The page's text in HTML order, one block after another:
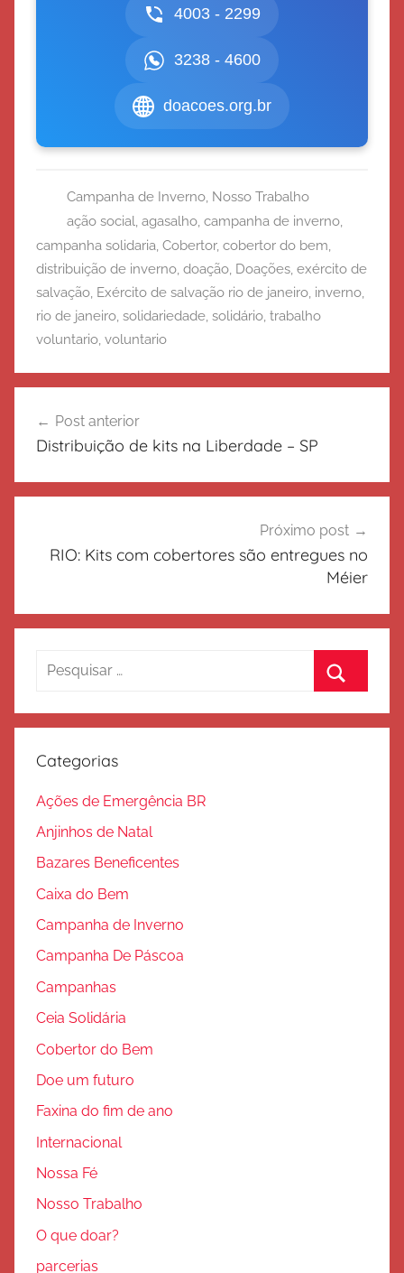
4003 - 2299
3238 - 4600
doacoes.org.br
Campanha de Inverno, Nosso Trabalho
ação social, agasalho, campanha de inverno,
campanha solidaria, Cobertor, cobertor do bem,
distribuição de inverno, doação, Doações, exército de
salvação, Exército de salvação rio de janeiro, inverno,
rio de janeiro, solidariedade, solidário, trabalho
voluntario, voluntario
de
Post anterior
Distribuição de kits na Liberdade – SP
Próximo post
RIO: Kits com cobertores são entregues no
Méier
Pesquisar
Categorias
Ações de Emergência BR
Anjinhos de Natal
Bazares Beneficentes
Caixa do Bem
Campanha de Inverno
Campanha De Páscoa
Campanhas
Ceia Solidária
Cobertor do Bem
Doe um futuro
Faxina do fim de ano
Internacional
Nossa Fé
Nosso Trabalho
O que doar?
parcerias